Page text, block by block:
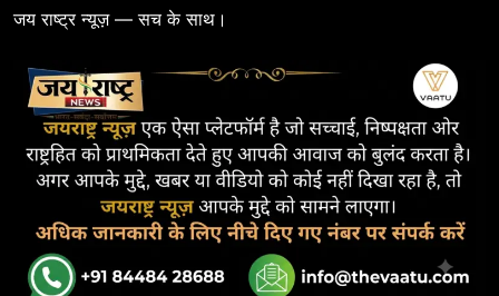
जय राष्ट्र न्यूज़ — सच के साथ।